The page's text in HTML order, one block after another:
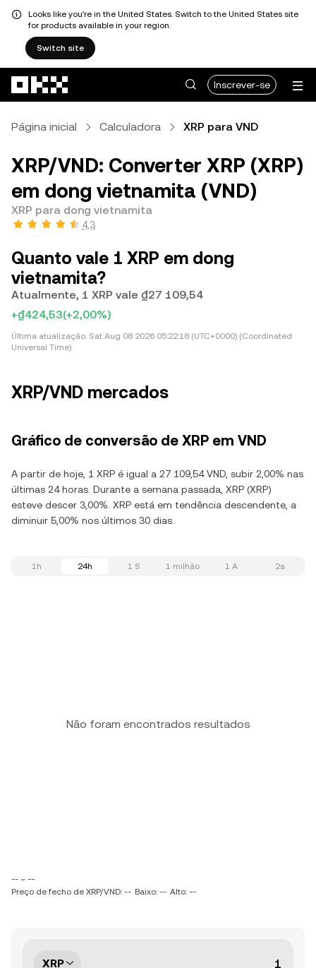
Looks like you're in the United States. Switch to the United States site
for products available in your region.
Switch site
Inscrever-se
Página inicial Calculadora XRP para VND
XRP/VND: Converter XRP (XRP)
em dong vietnamita (VND)
XRP para dong vietnamita
4,3
Quanto vale 1 XRP em dong
vietnamita?
Atualmente, 1 XRP vale ₫27 109,54
+₫424,53(+2,00%)
Última atualização: Sat Aug 08 2026 05:22:18 (UTC+0000) (Coordinated
Universal Time)
XRP/VND mercados
Gráfico de conversão de XRP em VND
A partir de hoje, 1 XRP é igual a 27 109,54 VND, subir 2,00% nas
últimas 24 horas. Durante a semana passada, XRP (XRP)
esteve descer 3,00%. XRP está em tendência descendente, a
diminuir 5,00% nos últimos 30 dias.
1h 24h 1 S 1 milhão 1 A 2a
Não foram encontrados resultados
-- ~ --
Preço de fecho de XRP/VND: -- Baixo: -- Alto: --
XRP